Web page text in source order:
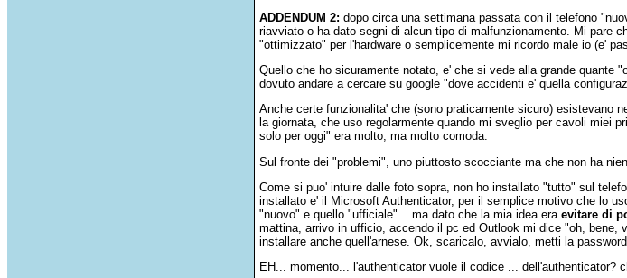
ADDENDUM 2: dopo circa una settimana passata con il telefono
riavviato o ha dato segni di alcun tipo di malfunzionamento. Mi pare
"ottimizzato" per l'hardware o semplicemente mi ricordo male io (e'
Quello che ho sicuramente notato, e' che si vede alla grande
dovuto andare a cercare su google "dove accidenti e' quella
Anche certe funzionalita' che (sono praticamente sicuro) esistevano
la giornata, che uso regolarmente quando mi sveglio per cavoli miei
solo per oggi" era molto, ma molto comoda.
Sul fronte dei "problemi", uno piuttosto scocciante ma che non ha
Come si puo' intuire dalle foto sopra, non ho installato "tutto" sul
installato e' il Microsoft Authenticator, per il semplice motivo che lo
"nuovo" e quello "ufficiale"... ma dato che la mia idea era evitare di
mattina, arrivo in ufficio, accendo il pc ed Outlook mi dice "oh,
installare anche quell'arnese. Ok, scaricalo, avvialo, metti la
EH... momento... l'authenticator vuole il codice ... dell'authenticator?